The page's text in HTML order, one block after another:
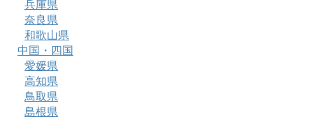
兵庫県
奈良県
和歌山県
中国・四国
愛媛県
高知県
鳥取県
島根県